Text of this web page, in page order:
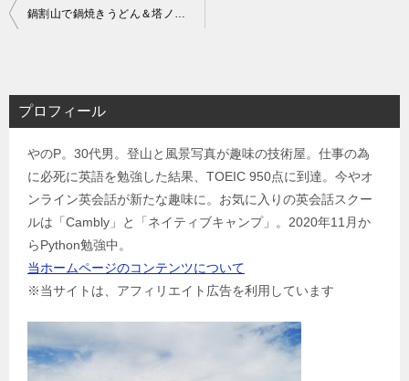
投
ビ
ゲ
鍋割山で鍋焼きうどん＆塔ノ岳で富士山と夜景観賞 1泊2日登山（渋沢駅⇒県民の森ゲート⇒大倉バス停）
プロフィール
やのP。30代男。登山と風景写真が趣味の技術屋。仕事の為
に必死に英語を勉強した結果、TOEIC 950点に到達。今やオ
ンライン英会話が新たな趣味に。お気に入りの英会話スクー
ルは「Cambly」と「ネイティブキャンプ」。2020年11月か
らPython勉強中。
当ホームページのコンテンツについて
※当サイトは、アフィリエイト広告を利用しています